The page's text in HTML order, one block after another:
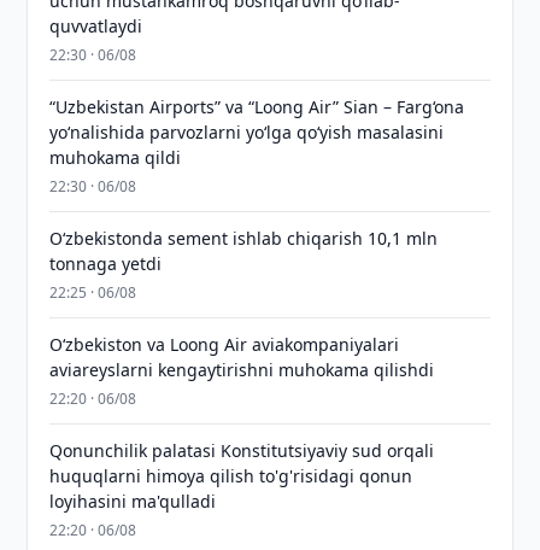
quvvatlaydi
22:30 · 06/08
“Uzbekistan Airports” va “Loong Air” Sian – Farg‘ona
yo‘nalishida parvozlarni yo‘lga qo‘yish masalasini
muhokama qildi
22:30 · 06/08
O‘zbekistonda sement ishlab chiqarish 10,1 mln
tonnaga yetdi
22:25 · 06/08
Oʻzbekiston va Loong Air aviakompaniyalari
aviareyslarni kengaytirishni muhokama qilishdi
22:20 · 06/08
Qonunchilik palatasi Konstitutsiyaviy sud orqali
huquqlarni himoya qilish to'g'risidagi qonun
loyihasini ma'qulladi
22:20 · 06/08